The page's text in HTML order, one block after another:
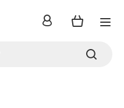
inloggen